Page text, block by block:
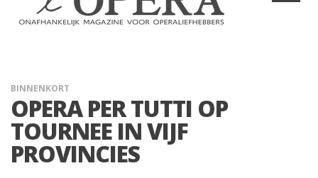
BINNENKORT
OPERA PER TUTTI OP
TOURNEE IN VIJF
PROVINCIES